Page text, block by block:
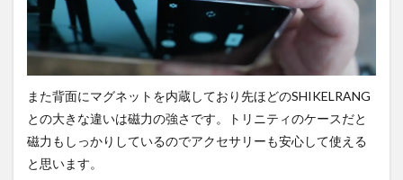
また背面にマグネットを内蔵しており先ほどのSHIKELRANG
との大きな違いは磁力の強さです。トリニティのケースだと
磁力もしっかりしているのでアクセサリーも安心して使える
と思います。